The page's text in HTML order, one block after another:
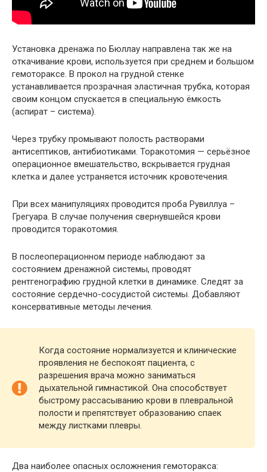
Установка дренажа по Бюллау направлена так же на
откачивание крови, используется при среднем и большом
гемотораксе. В прокол на грудной стенке
устанавливается прозрачная эластичная трубка, которая
своим концом спускается в специальную ёмкость
(аспират – система).
Через трубку промывают полость растворами
антисептиков, антибиотиками. Торакотомия — серьёзное
операционное вмешательство, вскрывается грудная
клетка и далее устраняется источник кровотечения.
При всех манипуляциях проводится проба Рувиллуа –
Грегуара. В случае получения свернувшейся крови
проводится торакотомия.
В послеоперационном периоде наблюдают за
состоянием дренажной системы, проводят
рентгенографию грудной клетки в динамике. Следят за
состояние сердечно-сосудистой системы. Добавляют
консервативные методы лечения.
Когда состояние нормализуется и клинические
проявления не беспокоят пациента, с
разрешения врача можно заниматься
дыхательной гимнастикой. Она способствует
быстрому рассасыванию крови в плевральной
полости и препятствует образованию спаек
между листками плевры.
Два наиболее опасных осложнения гемоторакса: